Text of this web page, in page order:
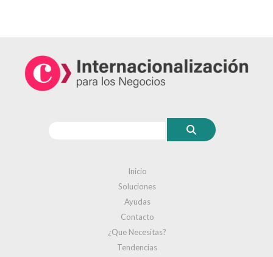
Inicio
Soluciones
Ayudas
Contacto
¿Que Necesitas?
Tendencias